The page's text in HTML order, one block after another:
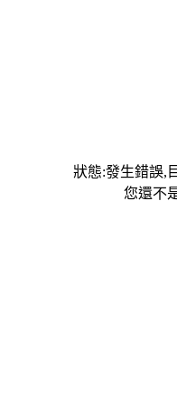
狀態:發生錯誤,
您還不